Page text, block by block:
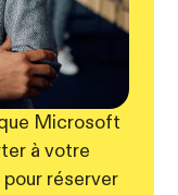
Microsoft
à votre
réserver